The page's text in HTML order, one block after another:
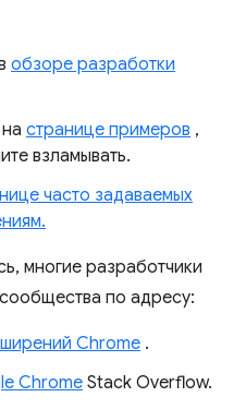
обзоре разработки
странице примеров ,
взламывать.
часто задаваемых
многие разработчики
по адресу:
Chrome .
ChromeStack Overflow.